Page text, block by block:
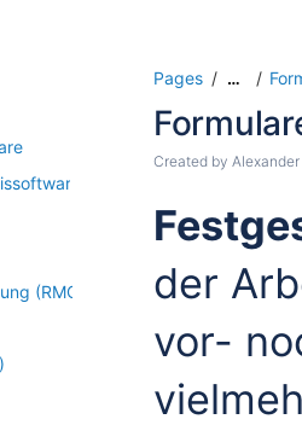
(RMC)
Pages …
Created by
der
vor-